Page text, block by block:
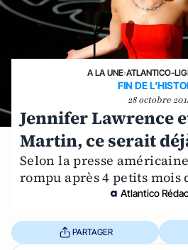
A LA UNE›ATLANTICO-
FIN DE
28 octobre
Jennifer Lawrence
Martin, ce serait
Selon la presse
rompu après 4 petits mois
Atlantico
PARTAGER